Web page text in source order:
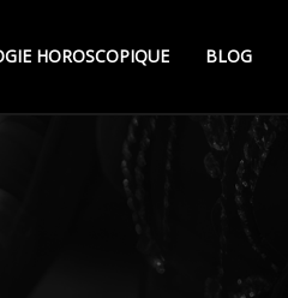
HOROSCOPIQUE BLOG